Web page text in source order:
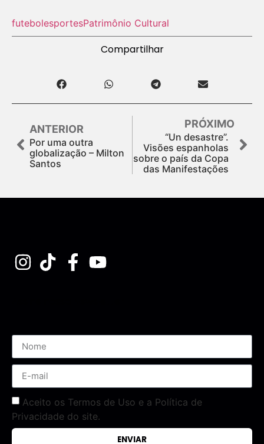
futebolesportesPatrimônio Cultural
Compartilhar
ANTERIOR
Por uma outra
globalização – Milton
Santos
PRÓXIMO
“Un desastre”.
Visões espanholas
sobre o país da Copa
das Manifestações
Aceito os Termos de Uso e a Política de
Privacidade do site.
ENVIAR